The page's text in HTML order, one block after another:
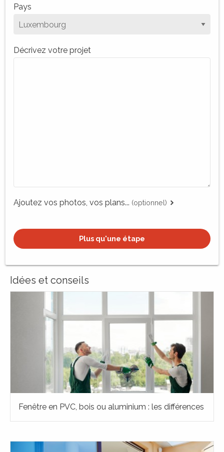
Pays
Décrivez votre projet
Ajoutez vos photos, vos plans... (optionnel)
Plus qu'une étape
Idées et conseils
Fenêtre en PVC, bois ou aluminium : les différences